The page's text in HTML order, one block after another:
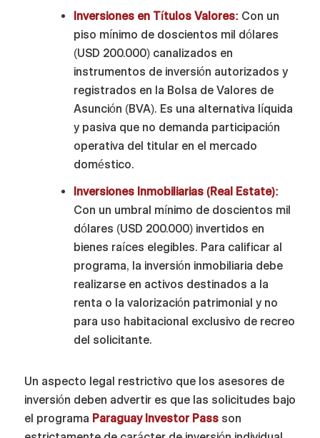
Inversiones en Títulos Valores: Con un
piso mínimo de doscientos mil dólares
(USD 200.000) canalizados en
instrumentos de inversión autorizados y
registrados en la Bolsa de Valores de
Asunción (BVA). Es una alternativa líquida
y pasiva que no demanda participación
operativa del titular en el mercado
doméstico.
Inversiones Inmobiliarias (Real Estate):
Con un umbral mínimo de doscientos mil
dólares (USD 200.000) invertidos en
bienes raíces elegibles. Para calificar al
programa, la inversión inmobiliaria debe
realizarse en activos destinados a la
renta o la valorización patrimonial y no
para uso habitacional exclusivo de recreo
del solicitante.
Un aspecto legal restrictivo que los asesores de
inversión deben advertir es que las solicitudes bajo
el programa Paraguay Investor Passson